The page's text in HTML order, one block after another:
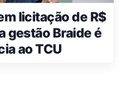
licitação de R$
gestão Braide é
ao TCU